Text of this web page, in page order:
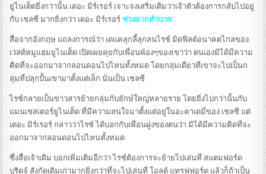
ยูไนเต็ดยิ่งกว่านั้น เดอะ มิร์เรอร์ เจาะจงเสริมเติมว่าเจ้าตัวต้องการกลับไปอยู่
กับ เชลซี มากยิ่งกว่า เดอะ มิร์เรอร์ ช่วงยากลำบาก
สื่อจากอังกฤษ แถลงการณ์ว่า เดแคลุกลี้ลุกลนไรซ์ มิดฟิลด์อนาคตไกลของ
เวสต์หมูแฮมยูไนเต็ด เปิดเผยคุยกับเพื่อนพ้องๆของเขาว่า ตนเองมิได้มีความ
คิดที่จะออกมาจากลอนดอนไปไหนทั้งหมด โดยกลุ่มเดียวที่เขาจะไปเป็นก
ลุ่มที่ปลุกปั้นเขามาตั้งแต่เล็ก นั่นเป็น เชลซี
ไรซ์กลายเป็นข่าวสารย้ายกลุ่มกับยักษ์ใหญ่หลายราย โดยยิ่งไปกว่านั้นกับ
แมนเชสเตอร์ยูไนเต็ด ที่มีความสนใจมาตั้งแต่อยู่ในอะคาเดมี่ของ เชลซี แต่
เดอะ มิร์เรอร์ กล่าวว่าไรซ์ ได้บอกกับเพื่อนฝูงของตนว่า มิได้มีความคิดที่จะ
ออกมาจากลอนดอนไปไหนทั้งหมด
ซึ่งสื่อเจ้าเดิม บอกเพิ่มเติมอีกว่า ไรซ์ต้องการจะย้ายไปเล่นที่ สแตมฟอร์ด
บริดจ์ สังกัดเดิมเก่ามากยิ่งกว่าที่จะไปเล่นที่ โอลด์ แทรฟฟอร์ด แล้วก็ถ้าเป็น